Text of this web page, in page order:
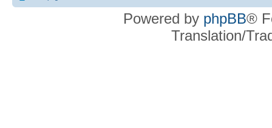
Powered by phpBB®
Translation/